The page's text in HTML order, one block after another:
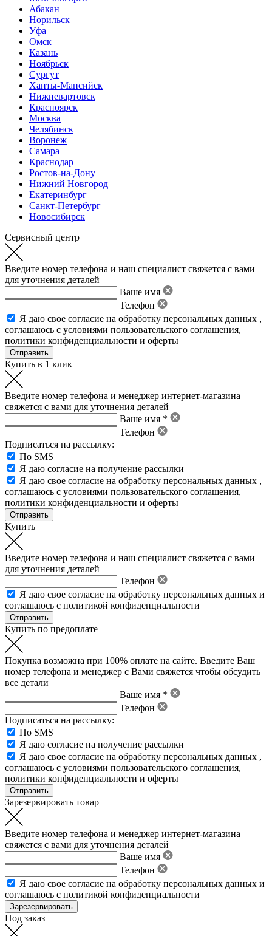
Абакан
Норильск
Уфа
Омск
Казань
Ноябрьск
Сургут
Ханты-Мансийск
Нижневартовск
Красноярск
Москва
Челябинск
Воронеж
Самара
Краснодар
Ростов-на-Дону
Нижний Новгород
Екатеринбург
Санкт-Петербург
Новосибирск
Сервисный центр
Введите номер телефона и наш специалист свяжется с вами
для уточнения деталей
Ваше имя
Телефон
Я даю свое согласие на обработку персональных данных ,
соглашаюсь с условиями пользовательского соглашения,
политики конфиденциальности и оферты
Купить в 1 клик
Введите номер телефона и менеджер интернет-магазина
свяжется с вами для уточнения деталей
Ваше имя *
Телефон
Подписаться на рассылку:
По SMS
Я даю согласие на получение рассылки
Я даю свое согласие на обработку персональных данных ,
соглашаюсь с условиями пользовательского соглашения,
политики конфиденциальности и оферты
Купить
Введите номер телефона и наш специалист свяжется с вами
для уточнения деталей
Телефон
Я даю свое согласие на обработку персональных данных и
соглашаюсь с политикой конфиденциальности
Купить по предоплате
Покупка возможна при 100% оплате на сайте. Введите Ваш
номер телефона и менеджер с Вами свяжется чтобы обсудить
все детали
Ваше имя *
Телефон
Подписаться на рассылку:
По SMS
Я даю согласие на получение рассылки
Я даю свое согласие на обработку персональных данных ,
соглашаюсь с условиями пользовательского соглашения,
политики конфиденциальности и оферты
Зарезервировать товар
Введите номер телефона и менеджер интернет-магазина
свяжется с вами для уточнения деталей
Ваше имя
Телефон
Я даю свое согласие на обработку персональных данных и
соглашаюсь с политикой конфиденциальности
Под заказ